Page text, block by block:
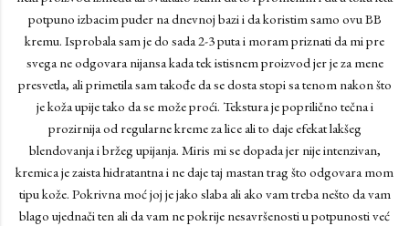
potpuno izbacim puder na dnevnoj bazi i da koristim samo ovu BB
kremu. Isprobala sam je do sada 2-3 puta i moram priznati da mi pre
svega ne odgovara nijansa kada tek istisnem proizvod jer je za mene
presvetla, ali primetila sam takođe da se dosta stopi sa tenom nakon što
je koža upije tako da se može proći. Tekstura je poprilično tečna i
prozirnija od regularne kreme za lice ali to daje efekat lakšeg
blendovanja i bržeg upijanja. Miris mi se dopada jer nije intenzivan,
kremica je zaista hidratantna i ne daje taj mastan trag što odgovara mom
tipu kože. Pokrivna moć joj je jako slaba ali ako vam treba nešto da vam
blago ujednači ten ali da vam ne pokrije nesavršenosti u potpunosti već